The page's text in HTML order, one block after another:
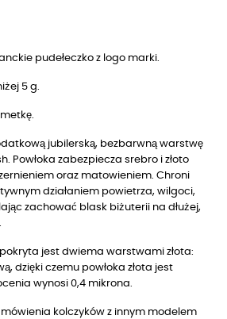
pudełeczko z logo marki.
5 g.
jubilerską, bezbarwną warstwę
Powłoka zabezpiecza srebro i złoto
oraz matowieniem. Chroni
działaniem powietrza, wilgoci,
zachować blask biżuterii na dłużej,
jest dwiema warstwami złota:
dzięki czemu powłoka złota jest
wynosi 0,4 mikrona.
kolczyków z innym modelem